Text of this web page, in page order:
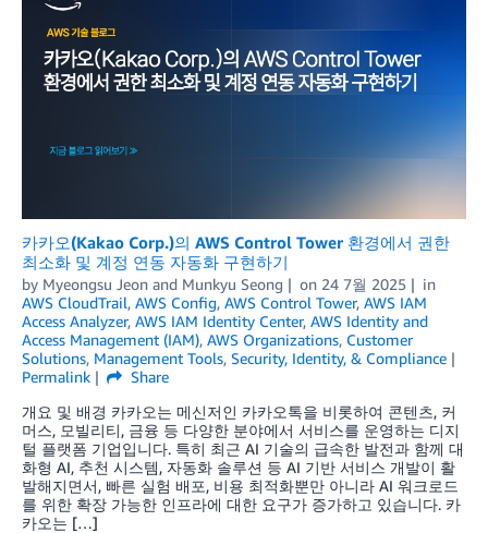
카카오(Kakao Corp.)의 AWS Control Tower 환경에서 권한
최소화 및 계정 연동 자동화 구현하기
by Myeongsu Jeon and Munkyu Seong on 24 7월 2025
in
AWS CloudTrail, AWS Config, AWS Control Tower, AWS IAM
Access Analyzer, AWS IAM Identity Center, AWS Identity and
Access Management (IAM), AWS Organizations, Customer
Solutions, Management Tools, Security, Identity, & Compliance
Permalink
Share
개요 및 배경 카카오는 메신저인 카카오톡을 비롯하여 콘텐츠, 커
머스, 모빌리티, 금융 등 다양한 분야에서 서비스를 운영하는 디지
털 플랫폼 기업입니다. 특히 최근 AI 기술의 급속한 발전과 함께 대
화형 AI, 추천 시스템, 자동화 솔루션 등 AI 기반 서비스 개발이 활
발해지면서, 빠른 실험 배포, 비용 최적화뿐만 아니라 AI 워크로드
를 위한 확장 가능한 인프라에 대한 요구가 증가하고 있습니다. 카
카오는 […]